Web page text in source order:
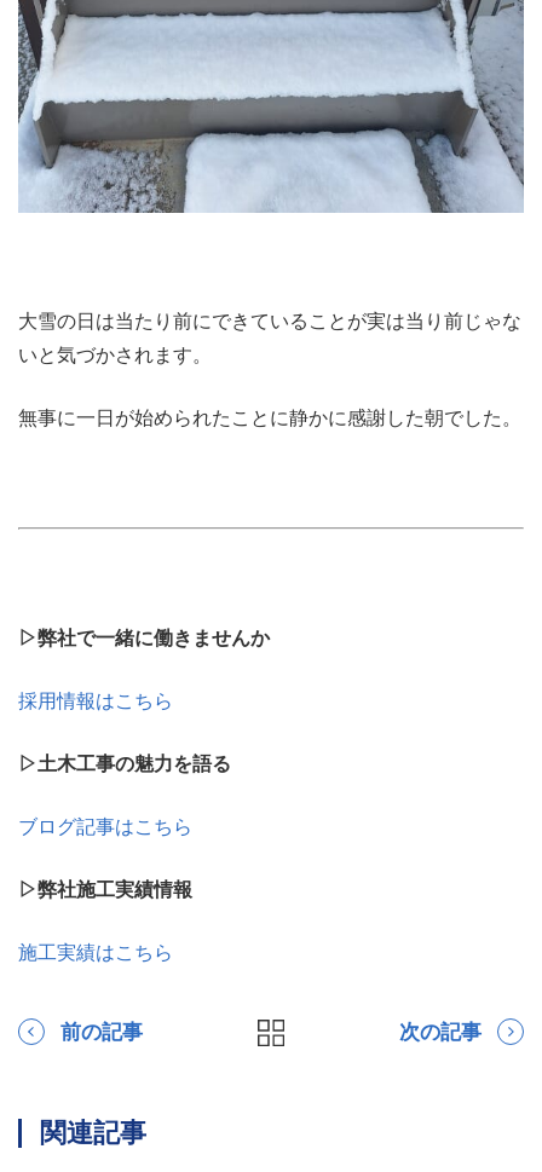
大雪の日は当たり前にできていることが実は当り前じゃな
いと気づかされます。
無事に一日が始められたことに静かに感謝した朝でした。
▷弊社で一緒に働きませんか
採用情報はこちら
▷土木工事の魅力を語る
ブログ記事はこちら
▷弊社施工実績情報
施工実績はこちら
前の記事 次の記事
関連記事